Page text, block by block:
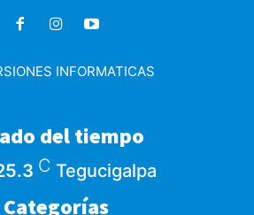
INFORMATICAS
del tiempo
C Tegucigalpa
Categorías